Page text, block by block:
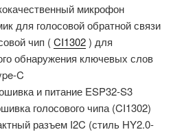
микрофон
для голосовой обратной связи
чип (CI1302) для
обнаружения ключевых слов
C
и питание ESP32-S3
голосового чипа (CI1302)
разъем I2C (стиль HY2.0-